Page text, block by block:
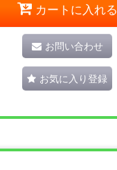
カートに入れる
お問い合わせ
お気に入り登録